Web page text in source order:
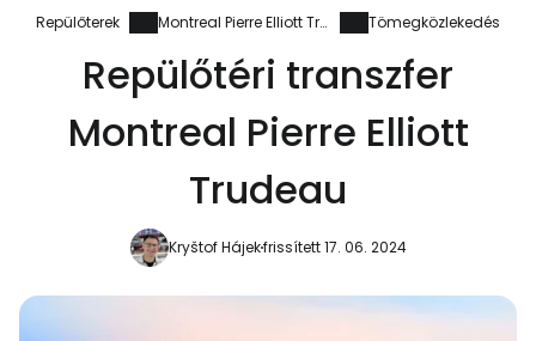
Repülőterek Montreal Pierre Elliott Trudeau Tömegközlekedés
Repülőtéri transzfer
Montreal Pierre Elliott
Trudeau
Kryštof Hájekfrissített 17. 06. 2024
Cestee-be
... az utazási közösség világszerte
Folytatás a Facebookkal